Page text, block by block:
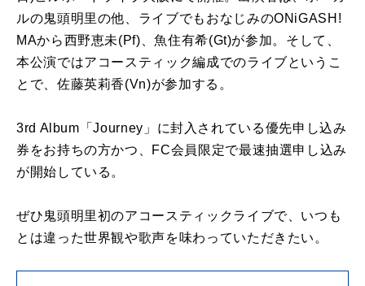
ルの鬼頭明里の他、ライブでもおなじみのONiGASH!
MAから西野恵未(Pf)、魚住有希(Gt)が参加。そして、
本公演ではアコースティック編成でのライブというこ
とで、 佐藤英莉香(Vn)が参加する。
3rd Album「Journey」 に封入されている優先申し込み
券をお持ちの方かつ、 FC会員限定で最速抽選申し込み
が開始している。
ぜひ鬼頭明里初のアコースティックライブで、 いつも
とは違った世界観や歌声を味わっていただきたい。